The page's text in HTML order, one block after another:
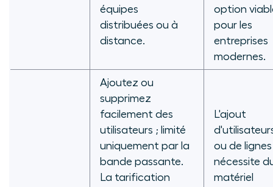
équipes
distribuées ou à
distance.
option
pour les
entreprises
modernes.
Ajoutez ou
supprimez
facilement des
utilisateurs ; limité
uniquement par la
bande passante.
La tarification
L'ajout
ou de lignes
nécessite
matériel